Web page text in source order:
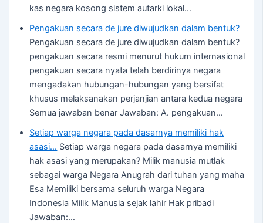
kas negara kosong sistem autarki lokal…
Pengakuan secara de jure diwujudkan dalam bentuk?
Pengakuan secara de jure diwujudkan dalam bentuk?
pengakuan secara resmi menurut hukum internasional
pengakuan secara nyata telah berdirinya negara
mengadakan hubungan-hubungan yang bersifat
khusus melaksanakan perjanjian antara kedua negara
Semua jawaban benar Jawaban: A. pengakuan…
Setiap warga negara pada dasarnya memiliki hak
asasi… Setiap warga negara pada dasarnya memiliki
hak asasi yang merupakan? Milik manusia mutlak
sebagai warga Negara Anugrah dari tuhan yang maha
Esa Memiliki bersama seluruh warga Negara
Indonesia Milik Manusia sejak lahir Hak pribadi
Jawaban:…